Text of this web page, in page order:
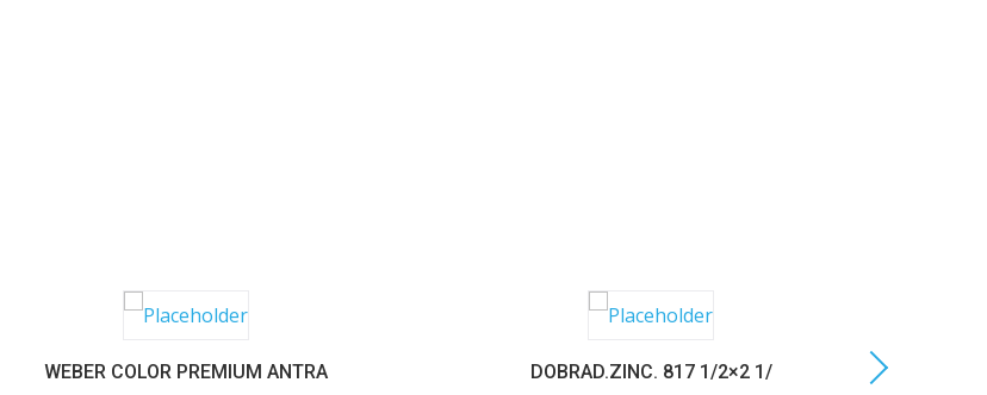
WEBER COLOR PREMIUM ANTRA
DOBRAD.ZINC. 817 1/2×2 1/